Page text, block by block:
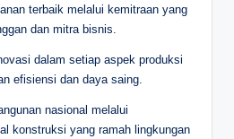
terbaik melalui kemitraan yang
dan mitra bisnis.
dalam setiap aspek produksi
efisiensi dan daya saing.
nasional melalui
konstruksi yang ramah lingkungan